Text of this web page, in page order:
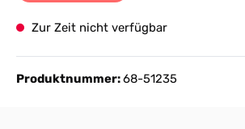
Zur Zeit nicht verfügbar
Produktnummer:68-51235